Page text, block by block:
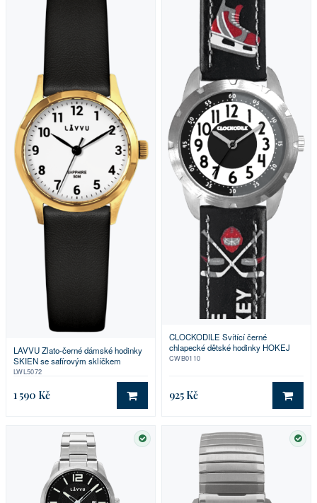
LAVVU Zlato-černé dámské hodinky
SKIEN se safírovým sklíčkem
LWL5072
1 590 Kč DO KOŠÍKU
CLOCKODILE Svítící černé
chlapecké dětské hodinky HOKEJ
CWB0110
925 Kč DO
SKLADEM